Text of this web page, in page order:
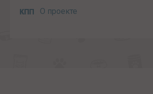
О проекте